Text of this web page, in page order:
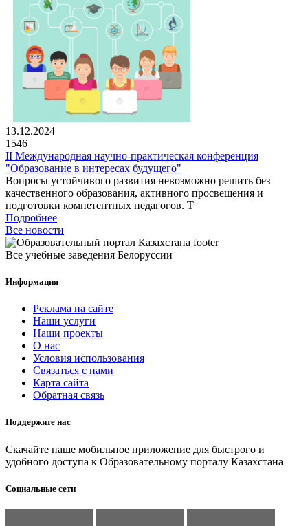
13.12.2024
1546
II Международная научно-практическая конференция
"Образование в интересах будущего"
Вопросы устойчивого развития невозможно решить без
качественного образования, активного просвещения и
подготовки компетентных педагогов. Т
Подробнее
Все новости
Все учебные заведения Белоруссии
Информация
Реклама на сайте
Наши услуги
Наши проекты
О нас
Условия использования
Связаться с нами
Карта сайта
Обратная связь
Поддержите нас
Скачайте наше мобильное приложение для быстрого и
удобного доступа к Образовательному порталу Казахстана
Социальные сети